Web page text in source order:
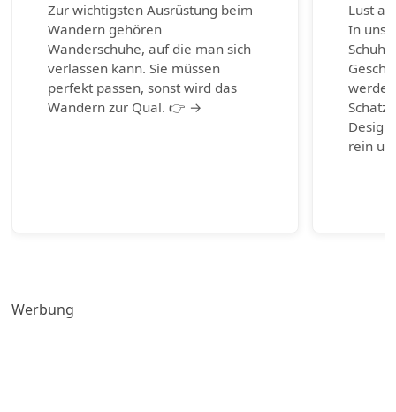
Zur wichtigsten Ausrüstung beim
Wandern gehören
Wanderschuhe, auf die man sich
verlassen kann. Sie müssen
perfekt passen, sonst wird das
Wandern zur Qual. 👉 →
Lust
In
rein
Werbung